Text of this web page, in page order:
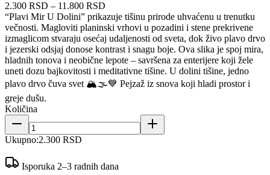
2.300 RSD – 11.800 RSD
“Plavi Mir U Dolini” prikazuje tišinu prirode uhvaćenu u trenutku
večnosti. Magloviti planinski vrhovi u pozadini i stene prekrivene
izmaglicom stvaraju osećaj udaljenosti od sveta, dok živo plavo drvo
i jezerski odsjaj donose kontrast i snagu boje. Ova slika je spoj mira,
hladnih tonova i neobične lepote – savršena za enterijere koji žele
uneti dozu bajkovitosti i meditativne tišine. U dolini tišine, jedno
plavo drvo čuva svet 🏔️🌫️💙 Pejzaž iz snova koji hladi prostor i
greje dušu.
Količina
Ukupno:2.300 RSD
Isporuka 2–3 radnih dana